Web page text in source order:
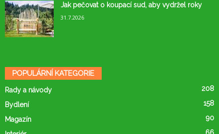
Jak pečovat o koupací sud, aby vydržel roky
31.7.2026
POPULÁRNÍ KATEGORIE
Rady a návody 208
Bydlení 158
Magazín 90
66